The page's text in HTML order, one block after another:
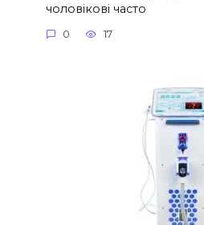
чоловікові часто
0 17